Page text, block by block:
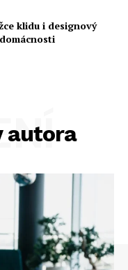
klidu i designový
autora